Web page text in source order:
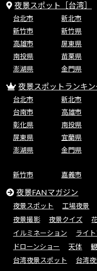
夜景スポット［台湾］
台北市 新北市
新竹市
新竹県
高雄市
屏東県
南投県
苗栗県
澎湖県
金門県
夜景スポットランキン
台北市 新北市
台南市
高雄市
彰化県
南投県
屏東県
宜蘭県
澎湖県
金門県
新竹市 嘉義市
夜景FANマガジン
夜景スポット 工場夜景
夜景撮影
夜景クイズ
イルミネーション
ライ
ドローンショー
天体
台湾夜景スポット
台湾